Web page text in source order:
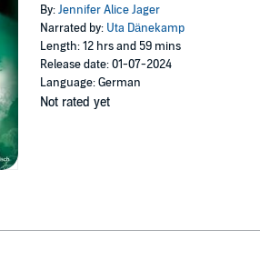
By:Jennifer Alice Jager
Narrated by: Uta Dänekamp
Length: 12 hrs and 59 mins
Release date: 01-07-2024
Language: German
Not rated yet